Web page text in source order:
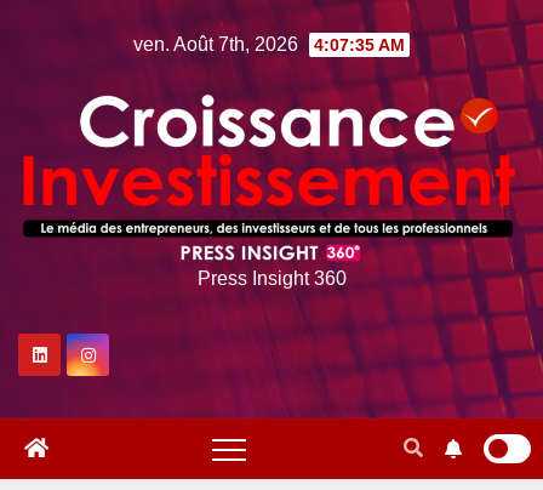
ven. Août 7th, 2026 4:07:36 AM
Press Insight 360